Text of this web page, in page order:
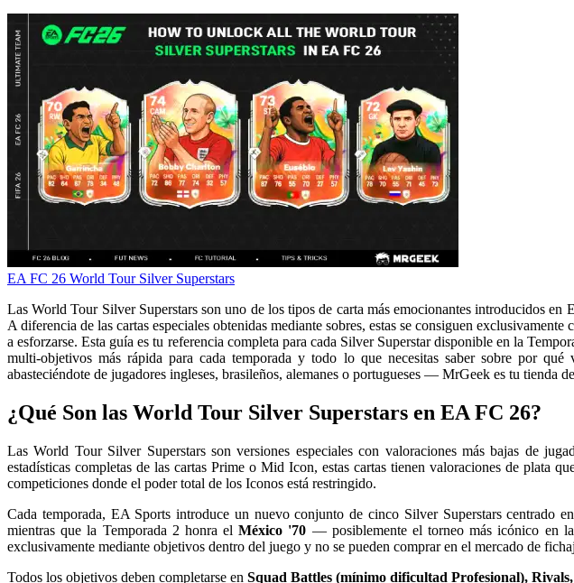
EA FC 26 World Tour Silver Superstars
Las World Tour Silver Superstars son uno de los tipos de carta más emocionantes introducidos
A diferencia de las cartas especiales obtenidas mediante sobres, estas se consiguen
a esforzarse. Esta guía es tu referencia completa para cada Silver Superstar disponible en la
multi-objetivos más rápida para cada temporada y todo lo que necesitas saber sobre por qué
abasteciéndote de jugadores ingleses, brasileños, alemanes o portugueses — MrGeek es tu tienda
¿Qué Son las World Tour Silver Superstars en EA FC 26?
Las World Tour Silver Superstars son versiones especiales con valoraciones más bajas de
estadísticas completas de las cartas Prime o Mid Icon, estas cartas tienen valoraciones de plata
competiciones donde el poder total de los Iconos está restringido.
Cada temporada, EA Sports introduce un nuevo conjunto de cinco Silver Superstars
mientras que la Temporada 2 honra elMéxico '70 — posiblemente el torneo más icónico en
exclusivamente mediante objetivos dentro del juego y no se pueden comprar en el mercado de
Todos los objetivos deben completarse en Squad Battles (mínimo dificultad Profesional),